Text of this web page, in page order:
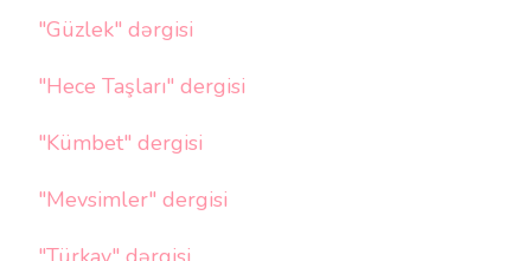
"Güzlek" dərgisi
"Hece Taşları" dergisi
"Kümbet" dergisi
"Mevsimler" dergisi